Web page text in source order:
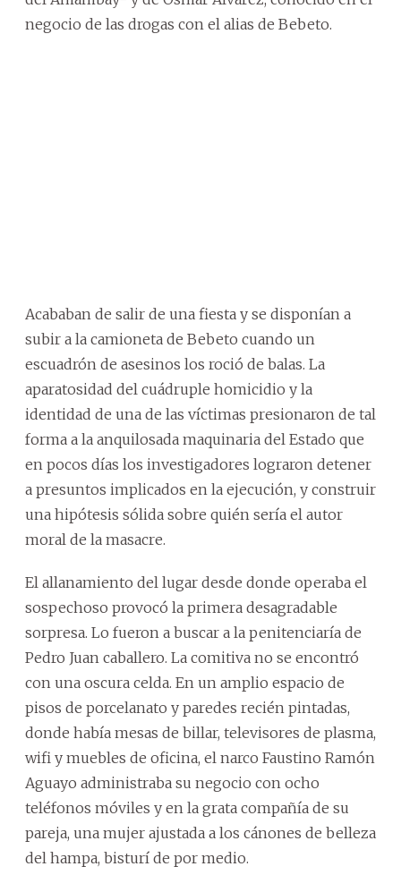
negocio de las drogas con el alias de Bebeto.
Acababan de salir de una fiesta y se disponían a
subir a la camioneta de Bebeto cuando un
escuadrón de asesinos los roció de balas. La
aparatosidad del cuádruple homicidio y la
identidad de una de las víctimas presionaron de tal
forma a la anquilosada maquinaria del Estado que
en pocos días los investigadores lograron detener
a presuntos implicados en la ejecución, y construir
una hipótesis sólida sobre quién sería el autor
moral de la masacre.
El allanamiento del lugar desde donde operaba el
sospechoso provocó la primera desagradable
sorpresa. Lo fueron a buscar a la penitenciaría de
Pedro Juan caballero. La comitiva no se encontró
con una oscura celda. En un amplio espacio de
pisos de porcelanato y paredes recién pintadas,
donde había mesas de billar, televisores de plasma,
wifi y muebles de oficina, el narco Faustino Ramón
Aguayo administraba su negocio con ocho
teléfonos móviles y en la grata compañía de su
pareja, una mujer ajustada a los cánones de belleza
del hampa, bisturí de por medio.